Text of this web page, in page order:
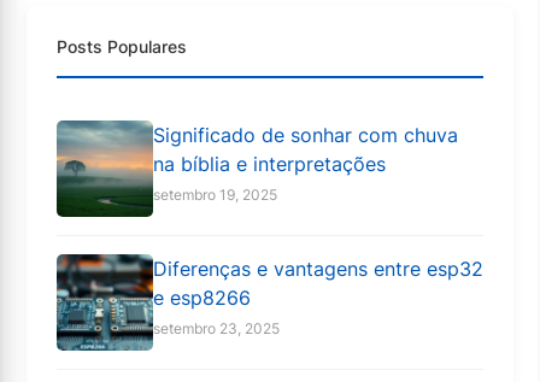
Posts Populares
Significado de sonhar com chuva
na bíblia e interpretações
setembro 19, 2025
Diferenças e vantagens entre esp32
e esp8266
setembro 23, 2025